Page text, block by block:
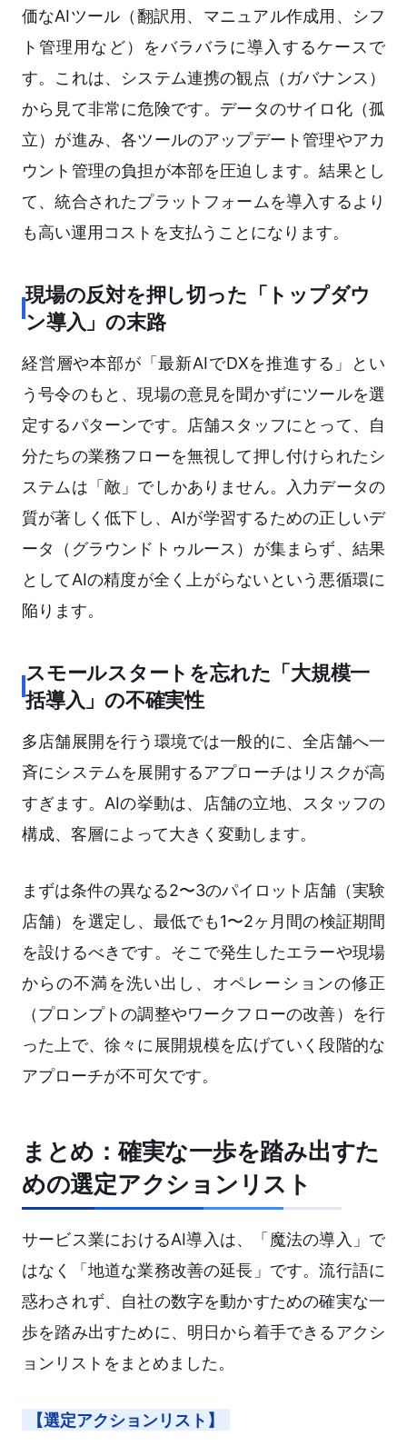
価なAIツール（翻訳用、マニュアル作成用、シフ
ト管理用など）をバラバラに導入するケースで
す。これは、システム連携の観点（ガバナンス）
から見て非常に危険です。データのサイロ化（孤
立）が進み、各ツールのアップデート管理やアカ
ウント管理の負担が本部を圧迫します。結果とし
て、統合されたプラットフォームを導入するより
も高い運用コストを支払うことになります。
現場の反対を押し切った「トップダウ
ン導入」の末路
経営層や本部が「最新AIでDXを推進する」とい
う号令のもと、現場の意見を聞かずにツールを選
定するパターンです。店舗スタッフにとって、自
分たちの業務フローを無視して押し付けられたシ
ステムは「敵」でしかありません。入力データの
質が著しく低下し、AIが学習するための正しいデ
ータ（グラウンドトゥルース）が集まらず、結果
としてAIの精度が全く上がらないという悪循環に
陥ります。
スモールスタートを忘れた「大規模一
括導入」の不確実性
多店舗展開を行う環境では一般的に、全店舗へ一
斉にシステムを展開するアプローチはリスクが高
すぎます。AIの挙動は、店舗の立地、スタッフの
構成、客層によって大きく変動します。
まずは条件の異なる2〜3のパイロット店舗（実験
店舗）を選定し、最低でも1〜2ヶ月間の検証期間
を設けるべきです。そこで発生したエラーや現場
からの不満を洗い出し、オペレーションの修正
（プロンプトの調整やワークフローの改善）を行
った上で、徐々に展開規模を広げていく段階的な
アプローチが不可欠です。
まとめ：確実な一歩を踏み出すた
めの選定アクションリスト
サービス業におけるAI導入は、「魔法の導入」で
はなく「地道な業務改善の延長」です。流行語に
惑わされず、自社の数字を動かすための確実な一
歩を踏み出すために、明日から着手できるアクシ
ョンリストをまとめました。
【選定アクションリスト】